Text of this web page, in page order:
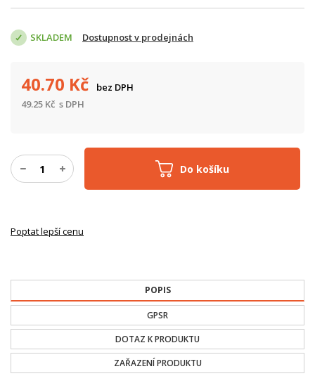
SKLADEM Dostupnost v prodejnách
Do košíku
40.70 Kč
bez DPH
49.25 Kč s DPH
Poptat lepší cenu
POPIS
GPSR
DOTAZ K PRODUKTU
ZAŘAZENÍ PRODUKTU